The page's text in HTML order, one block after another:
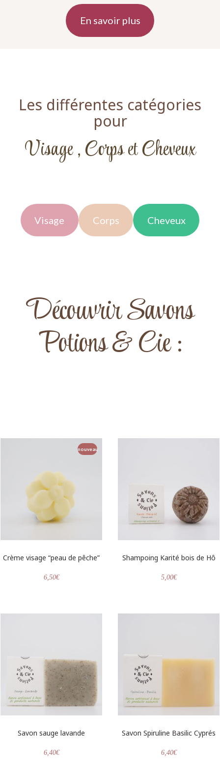
En savoir plus
Les différentes catégories
pour
Visage , Corps et Cheveux
Visage Corps Cheveux
Découvrir Savons
Potions & Cie :
nouveau
Crème visage “peau de pêche”
6,50€
Shampoing Karité bois de Hô
5,00€
Savon sauge lavande
6,40€
Savon Spiruline Basilic Cyprés
6,40€